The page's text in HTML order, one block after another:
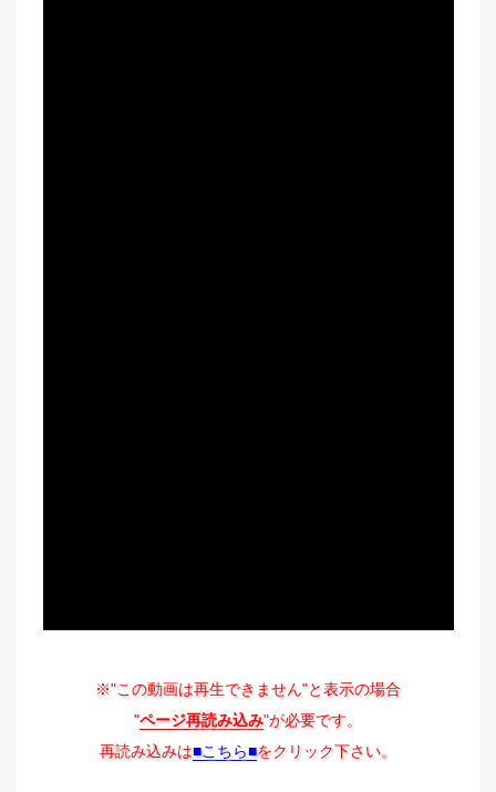
※"この動画は再生できません"と表示の場合
"ページ再読み込み"が必要です。
再読み込みは■こちら■をクリック下さい。